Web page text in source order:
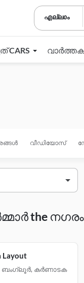
എല്ലാം
CARS
വീഡിയോസ്
the നഗരം
Layout
ബംഗ്ലൂർ, കർണാടക